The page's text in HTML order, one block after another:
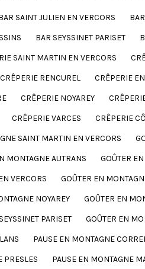
SAINT JULIEN EN VERCORS
BAR SEYSSINET PARISET
SAINT MARTIN EN VERCORS
CRÊPERIE RENCUREL CRÊPERIE
CRÊPERIE NOYAREY
CRÊPERIE VARCES CRÊPERIE
SAINT MARTIN EN VERCORS
MONTAGNE AUTRANS GOÛTER
VERCORS GOÛTER EN
NOYAREY GOÛTER EN
PARISET GOÛTER EN
PAUSE EN MONTAGNE
PRESLES PAUSE EN MONTAGNE